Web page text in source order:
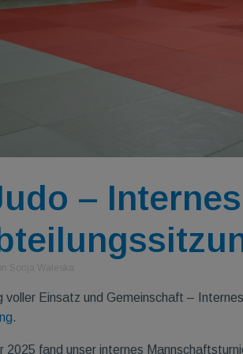
–
voller Einsatz und Gemeinschaft –
.
2025 fand unser internes